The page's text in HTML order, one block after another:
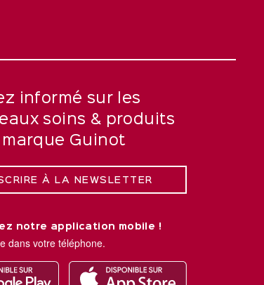
informé sur les
soins & produits
marque Guinot
À LA NEWSLETTER
notre application mobile !
dans votre téléphone.